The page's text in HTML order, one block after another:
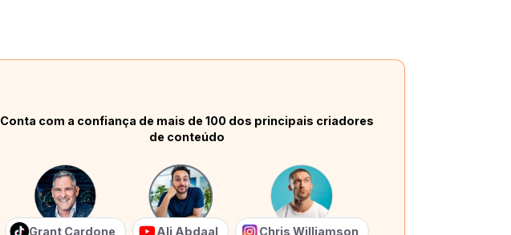
Conta com a confiança de mais de 100 dos principais criadores
de conteúdo
Grant Cardone Ali Abdaal Chris Williamson